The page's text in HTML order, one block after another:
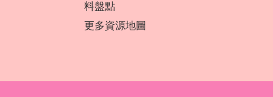
料盤點
更多資源地圖